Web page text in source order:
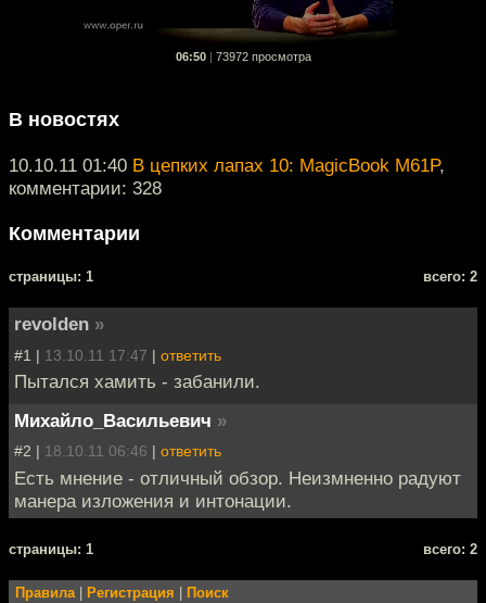
06:50 73972 просмотра
В новостях
10.10.11 01:40 В цепких лапах 10: MagicBook M61P,
комментарии: 328
Комментарии
cтраницы: 1 всего: 2
revolden »
#1 | 13.10.11 17:47 | ответить
Пытался хамить - забанили.
Михайло_Васильевич »
#2 | 18.10.11 06:46 | ответить
Есть мнение - отличный обзор. Неизмненно радуют
манера изложения и интонации.
cтраницы: 1 всего: 2
Правила| Регистрация Поиск